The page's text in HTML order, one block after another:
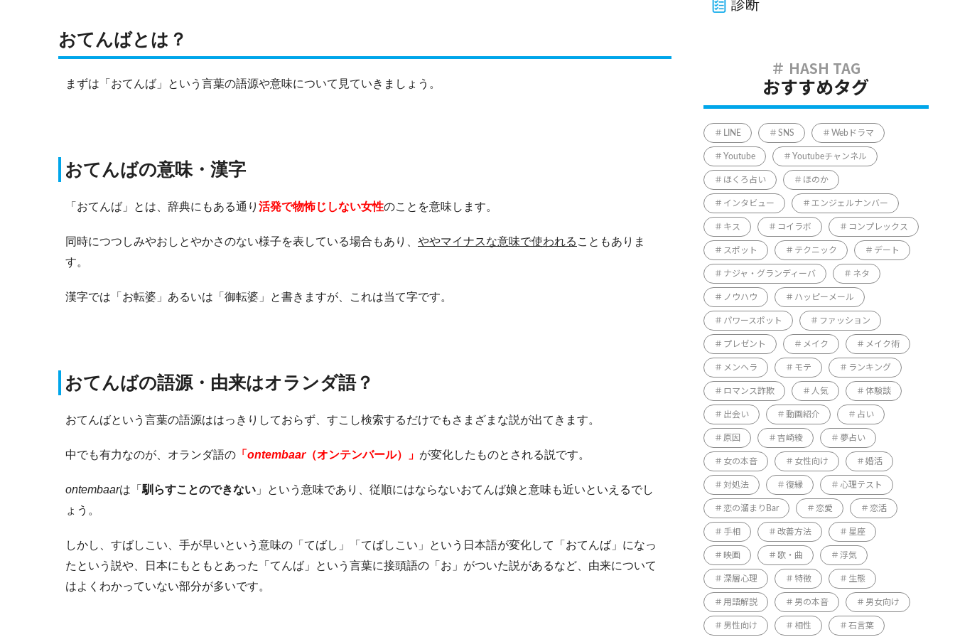
おてんばとは？
まずは「おてんば」という言葉の語源や意味について見ていきましょう。
おてんばの意味・漢字
「おてんば」とは、辞典にもある通り 活発で物怖じしない女性のことを意味します。
同時につつしみやおしとやかさのない様子を表している場合もあり、 ややマイナスな意味で使われる こともありま
す。
漢字では「お転婆」あるいは「御転婆」と書きますが、これは当て字です。
おてんばの語源・由来はオランダ語？
おてんばという言葉の語源ははっきりしておらず、すこし検索するだけでもさまざまな説が出てきます。
中でも有力なのが、オランダ語の 「 ontembaar（オンテンバール）」 が変化したものとされる説です。
ontembaarは「 馴らすことのできない 」という意味であり、従順にはならないおてんば娘と意味も近いといえるでし
ょう。
しかし、すばしこい、手が早いという意味の「てばし」「てばしこい」という日本語が変化して「おてんば」になっ
たという説や、日本にもともとあった「てんば」という言葉に接頭語の「お」がついた説があるなど、由来について
はよくわかっていない部分が多いです。
診断
おすすめタグ
LINE SNS Webドラマ
Youtube Youtubeチャンネル
ほくろ占い ほのか
インタビュー エンジェルナンバー
キス コイラボ コンプレックス
スポット テクニック デート
ナジャ・グランディーバ ネタ
ノウハウ ハッピーメール
パワースポット ファッション
プレゼント メイク メイク術
メンヘラ モテ ランキング
ロマンス詐欺 人気 体験談
出会い 動画紹介 占い
原因 吉崎綾 夢占い
女の本音 女性向け 婚活
対処法 復縁 心理テスト
恋の溜まりBar 恋愛 恋活
手相 改善方法 星座
映画 歌・曲 浮気
深層心理 特徴 生態
用語解説 男の本音 男女向け
男性向け 相性 石言葉